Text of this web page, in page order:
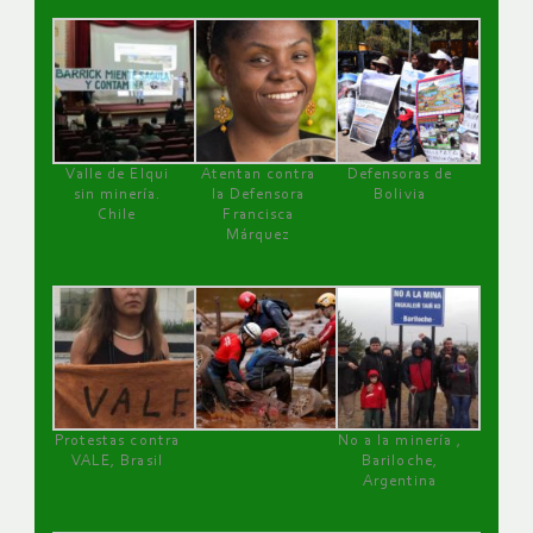
Valle de Elqui
sin minería.
Chile
Atentan contra
la Defensora
Francisca
Márquez
Defensoras de
Bolivia
Protestas contra
VALE, Brasil
No a la minería ,
Bariloche,
Argentina